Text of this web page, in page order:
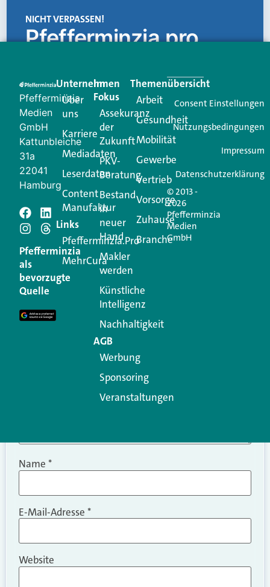
NICHT VERPASSEN!
Pfefferminzia.pro
Creator für Ihre Kundenkommunikation. Alles, was
Ihren Vertriebsalltag leichter macht. Mit nur einem
Login.
Jetzt anmelden
Schreiben Sie einen
Kommentar
Ihre E-Mail-Adresse wird nicht veröffentlicht.
Erforderliche Felder sind mit
Kommentar
Name *
E-Mail-Adresse *
Website
Pfefferminzia
Medien
GmbH
Kattunbleiche
31a
22041
Hamburg
Pfefferminzia
als
bevorzugte
Quelle
Unternehmen
Über
uns
Karriere
Mediadaten
Leserdaten
Content
Manufaktur
Links
Pfefferminzia.Pro
MehrCura
Im
Fokus
Assekuranz
der
Zukunft
PKV-
Beratung
Bestand
in
neuer
Hand
Makler
werden
Künstliche
Intelligenz
Nachhaltigkeit
AGB
Werbung
Sponsoring
Veranstaltungen
Themenübersicht
Arbeit
Gesundheit
Mobilität
Gewerbe
Vertrieb
Vorsorge
Zuhause
Branche
© 2013 -
2026
Pfefferminzia
Medien
GmbH
Consent Einstellungen
Nutzungsbedingungen
Impressum
Datenschutzerklärung